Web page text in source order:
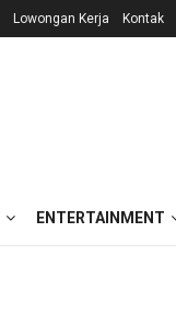
Lowongan Kerja Kontak
ENTERTAINMENT